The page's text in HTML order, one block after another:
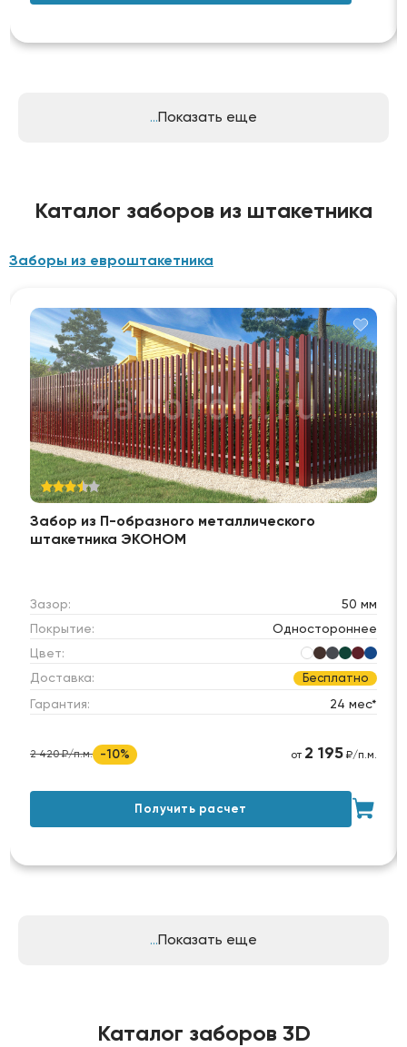
Показать еще
Каталог заборов из штакетника
Заборы из евроштакетника
Забор из П-образного металлического
штакетника ЭКОНОМ
Зазор:
50 мм
Покрытие:
Одностороннее
Цвет:
Доставка:
Бесплатно
Гарантия: 24 мес*
2 420 ₽/п.м. -10% от 2 195₽/п.м.
Получить расчет
Показать еще
Каталог заборов 3D